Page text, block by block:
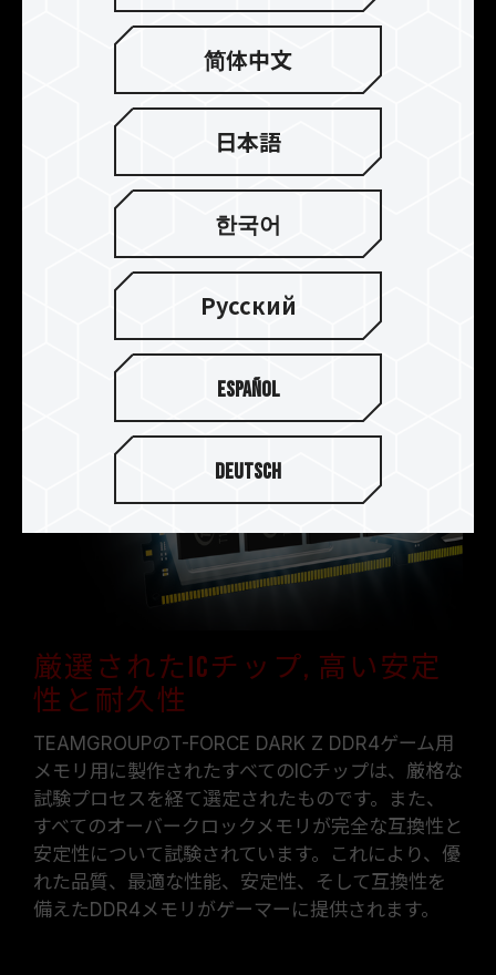
ダは、本体構造を強化するため、厚さ0.8mmの一
体型アルミニウムでパンチプレス加工によって形
成されています。また、陽極酸化処理によるカラー
リングで耐食性を向上し、非伝導性にします。 さ
らに、超伝導 - 熱伝導性接着剤を使用することで、
熱伝導によりICチップ上の熱がアルミ合金製冷却
モジュールにすばやく伝わり、放熱性が向上しま
す。これにより、ゲーム用オーバークロックメモリ
を動作温度範囲内に維持することができ、動作遅
延のないスムーズな最高のゲーム体験と超高速性
能を提供することができます。
厳選されたICチップ, 高い安定
性と耐久性
TEAMGROUPのT-FORCE DARK Z DDR4ゲーム用
メモリ用に製作されたすべてのICチップは、厳格な
試験プロセスを経て選定されたものです。また、
すべてのオーバークロックメモリが完全な互換性と
安定性について試験されています。これにより、優
れた品質、最適な性能、安定性、そして互換性を
備えたDDR4メモリがゲーマーに提供されます。
简体中文
日本語
한국어
Русский
Español
Deutsch